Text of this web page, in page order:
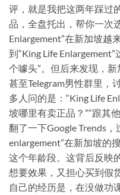
评，就是我把这两年踩过
品，全盘托出，帮你一次
Enlargement”在新加坡越
到“King Life
个噱头”。但后来发现，新
甚至Telegram男性群里，
多人问的是：“King Life
坡哪里有卖正品？”“跟其
翻了一下Google Trends
enlargement”在新加坡的
这个年龄段。这背后反映
想要效果，又担心买到假
自己的经历是，在没做功